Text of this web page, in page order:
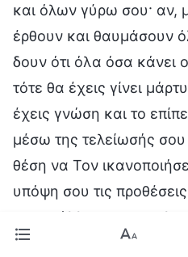
και όλων γύρω σου· αν,
έρθουν και θαυμάσουν
δουν ότι όλα όσα κάνει
τότε θα έχεις γίνει
έχεις γνώση και το
μέσω της τελείωσής
θέση να Τον
υπόψη σου τις
στους άλλους τι
σε ανθρώπους του πιο